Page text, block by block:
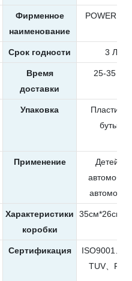
Фирменное
наименование
POWER
Срок годности 3 Лет
Время
доставки
25-35
Упаковка
бутылка
Применение
Характеристики
коробки
Сертификация
ISO9001、
TUV、